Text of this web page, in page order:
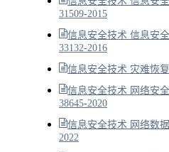
31509-2015
信息安全技术 信息安
33132-2016
信息安全技术 灾难恢
信息安全技术 网络安
38645-2020
信息安全技术 网络数
2022